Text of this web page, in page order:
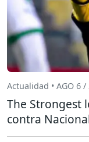
Actualidad • AGO 6 /
The Strongest
contra